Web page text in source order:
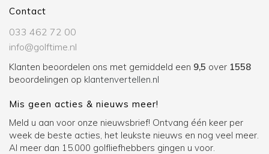
Contact
033 462 72 00
info@golftime.nl
Klanten beoordelen ons met gemiddeld een 9,5 over 1558
beoordelingen op klantenvertellen.nl
Mis geen acties & nieuws meer!
Meld u aan voor onze nieuwsbrief! Ontvang één keer per
week de beste acties, het leukste nieuws en nog veel meer.
Al meer dan 15.000 golfliefhebbers gingen u voor.